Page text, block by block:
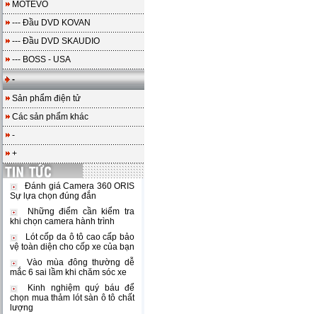
MOTEVO
--- Đầu DVD KOVAN
--- Đầu DVD SKAUDIO
--- BOSS - USA
-
Sản phẩm điện tử
Các sản phẩm khác
-
+
Đánh giá Camera 360 ORIS
Sự lựa chọn đúng đắn
Những điểm cần kiểm tra
khi chọn camera hành trình
Lót cốp da ô tô cao cấp bảo
vệ toàn diện cho cốp xe của bạn
Vào mùa đông thường dễ
mắc 6 sai lầm khi chăm sóc xe
Kinh nghiệm quý báu để
chọn mua thảm lót sàn ô tô chất
lượng